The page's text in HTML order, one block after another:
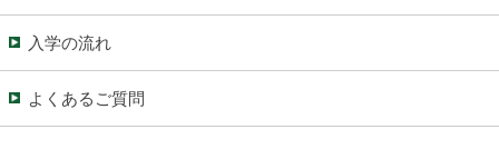
入学の流れ
よくあるご質問